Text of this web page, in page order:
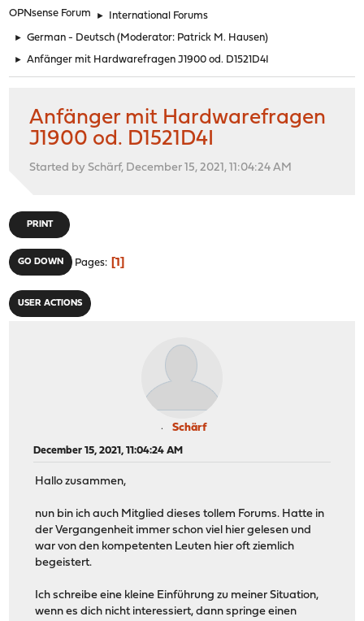
OPNsense Forum ► International Forums
► German - Deutsch (Moderator: Patrick M. Hausen)
► Anfänger mit Hardwarefragen J1900 od. D1521D4I
Anfänger mit Hardwarefragen
J1900 od. D1521D4I
Started by Schärf, December 15, 2021, 11:04:24 AM
PRINT
GO DOWN Pages 1
USER ACTIONS
Schärf
December 15, 2021, 11:04:24 AM
Hallo zusammen,
nun bin ich auch Mitglied dieses tollem Forums. Hatte in
der Vergangenheit immer schon viel hier gelesen und
war von den kompetenten Leuten hier oft ziemlich
begeistert.
Ich schreibe eine kleine Einführung zu meiner Situation,
wenn es dich nicht interessiert, dann springe einen